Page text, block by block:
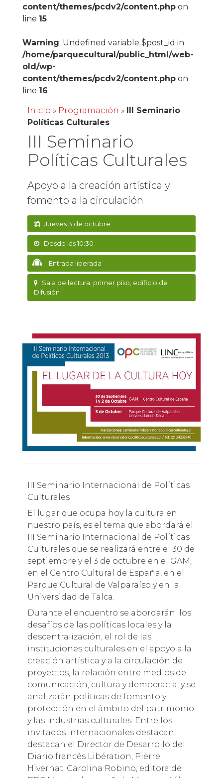
content/themes/pcdv2/content.phpon
line 15
Warning: Undefined variable $post_id in
/home/parquecultural/public_html/web-
old/wp-
content/themes/pcdv2/content.phpon
line 16
Inicio » Programación » III Seminario
Políticas Culturales
III Seminario
Políticas Culturales
Apoyo a la creación artística y
fomento a la circulación
Jueves 3 de octubre
Desde las 10:30
Entrada liberada
Sala de lectura, primer piso, edificio de
Difusión
III Seminario Internacional de Políticas
Culturales
El lugar que ocupa hoy la cultura en
nuestro país, es el tema que abordará el
III Seminario Internacional de Políticas
Culturales que se realizará entre el 30 de
septiembre y el 3 de octubre en el GAM,
en el Centro Cultural de España, en el
Parque Cultural de Valparaíso y en la
Universidad de Talca.
Durante el encuentro se abordarán los
desafíos de las políticas locales y la
descentralización, el rol de las
instituciones culturales en el apoyo a la
creación artística y a la circulación de
proyectos, la relación entre medios de
comunicación, cultura y democracia, y se
analizarán políticas de fomento y
protección en el ámbito del patrimonio
y las industrias culturales. Entre los
invitados internacionales destacan
destacan el Director de Desarrollo del
Diario francés Libération, Pierre
Hivernat; Carolina Robino, editora de